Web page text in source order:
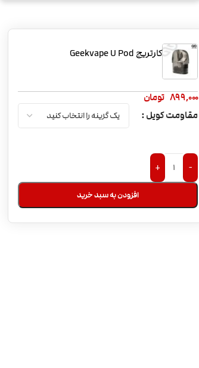
کارتریج Geekvape U Pod
899,000 تومان
مقاومت کویل
-
+
افزودن به سبد خرید